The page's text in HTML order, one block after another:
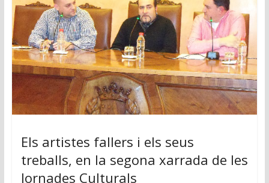
Els artistes fallers i els seus
treballs, en la segona xarrada de les
Jornades Culturals